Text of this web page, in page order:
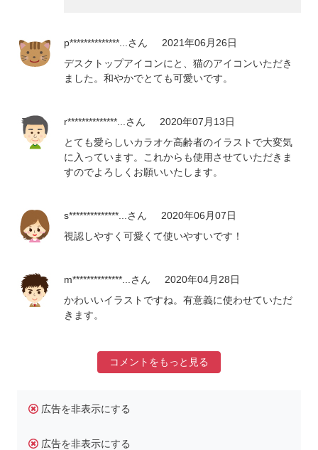
p**************... さん
2021年06月26日
デスクトップアイコンにと、猫のアイコンいただき
ました。和やかでとても可愛いです。
r**************... さん
2020年07月13日
とても愛らしいカラオケ高齢者のイラストで大変気
に入っています。これからも使用させていただきま
すのでよろしくお願いいたします。
s**************... さん
2020年06月07日
視認しやすく可愛くて使いやすいです！
m**************... さん
2020年04月28日
かわいいイラストですね。有意義に使わせていただ
きます。
コメントをもっと見る
広告を非表示にする
広告を非表示にする